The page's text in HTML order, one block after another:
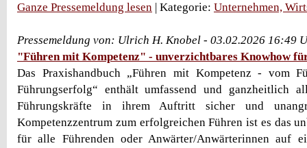
Ganze Pressemeldung lesen | Kategorie: Unternehmen,
Pressemeldung von: Ulrich H. Knobel - 03.02.2026 16:49
"Führen mit Kompetenz" - unverzichtbares Knowhow
Das Praxishandbuch „Führen mit Kompetenz - vom
Führungserfolg“ enthält umfassend und ganzheitlich
Führungskräfte in ihrem Auftritt sicher und
Kompetenzzentrum zum erfolgreichen Führen ist es das
für alle Führenden oder Anwärter/Anwärterinnen auf